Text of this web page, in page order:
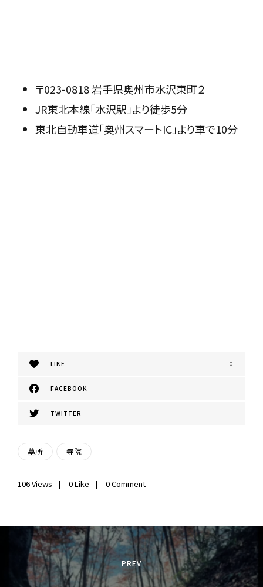
〒023-0818 岩手県奥州市水沢東町２
JR東北本線「水沢駅」より徒歩5分
東北自動車道「奥州スマートIC」より車で10分
LIKE 0
FACEBOOK
TWITTER
墓所 寺院
106Views 0Like 0 Comment
PREV